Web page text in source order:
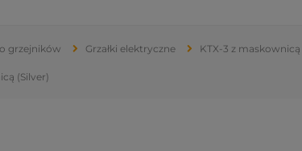
grzejników Grzałki elektryczne KTX-3 z maskownicą
(Silver)